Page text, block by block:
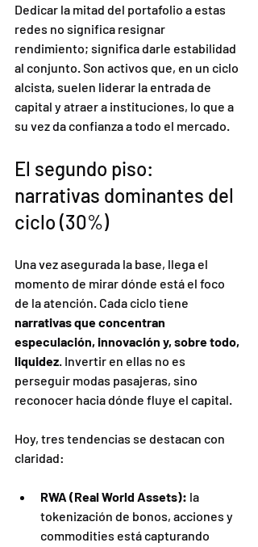
Dedicar la mitad del portafolio a estas
redes no significa resignar
rendimiento; significa darle estabilidad
al conjunto. Son activos que, en un ciclo
alcista, suelen liderar la entrada de
capital y atraer a instituciones, lo que a
su vez da confianza a todo el mercado.
El segundo piso:
narrativas dominantes del
ciclo (30%)
Una vez asegurada la base, llega el
momento de mirar dónde está el foco
de la atención. Cada ciclo tiene
narrativas que concentran
especulación, innovación y, sobre todo,
liquidez . Invertir en ellas no es
perseguir modas pasajeras, sino
reconocer hacia dónde fluye el capital.
Hoy, tres tendencias se destacan con
claridad:
RWA (Real World Assets): la
tokenización de bonos, acciones y
commodities está capturando